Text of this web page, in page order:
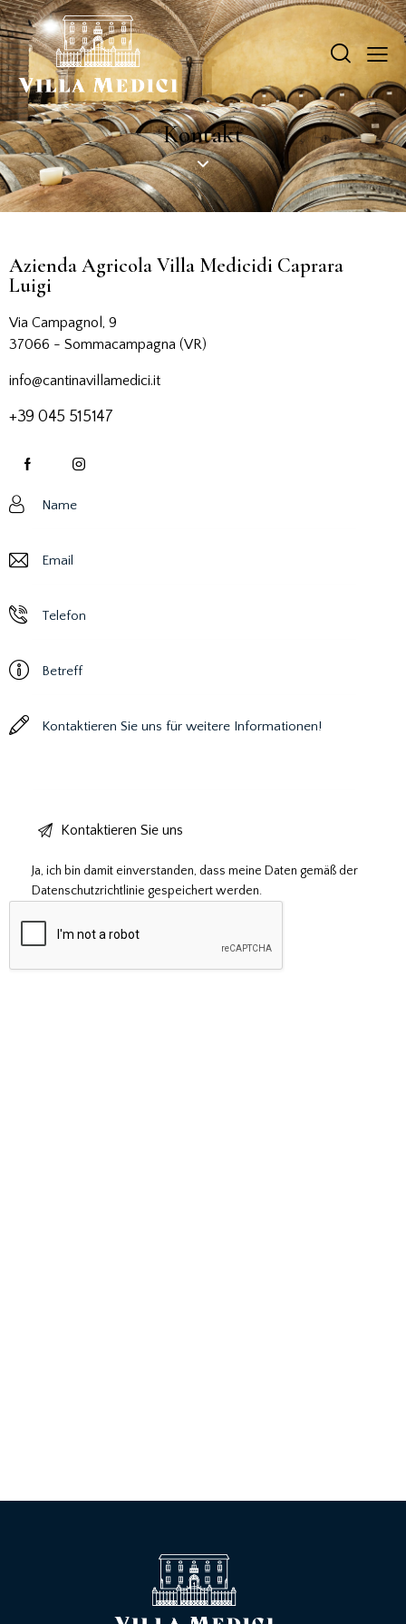
Kontakt
Azienda Agricola Villa Medicidi Caprara
Luigi
Via Campagnol, 9
37066 - Sommacampagna (VR)
info@cantinavillamedici.it
+39 045 515147
Ja, ich bin damit einverstanden, dass meine Daten gemäß der
Datenschutzrichtlinie gespeichert werden.